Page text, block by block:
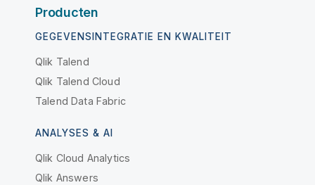
Producten
GEGEVENSINTEGRATIE EN KWALITEIT
Qlik Talend
Qlik Talend Cloud
Talend Data Fabric
ANALYSES & AI
Qlik Cloud Analytics
Qlik Answers